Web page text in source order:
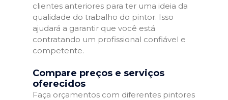
clientes anteriores para ter uma ideia da
qualidade do trabalho do pintor. Isso
ajudará a garantir que você está
contratando um profissional confiável e
competente.
Compare preços e serviços
oferecidos
Faça orçamentos com diferentes pintores